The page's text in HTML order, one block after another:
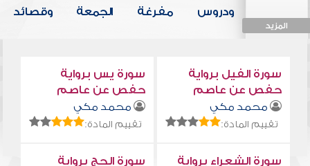
المزيد
ودروس
مفرغة
الجمعة
وقصائد
سورة الفيل برواية
حفص عن عاصم
محمد مكي
تقييم المادة:
سورة يس برواية
حفص عن عاصم
محمد مكي
تقييم المادة:
سورة الشعراء برواية
سورة الحج برواية